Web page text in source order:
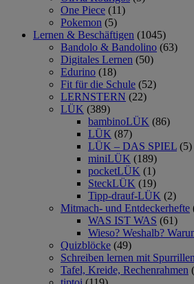
One Piece (11)
Pokemon (5)
Lernen & Beschäftigen (1045)
Bandolo & Bandolino (63)
Digitales Lernen (50)
Edurino (18)
Fit für die Schule (52)
LERNSTERN (22)
LÜK (389)
bambinoLÜK (86)
LÜK (87)
LÜK – DAS SPIEL (5)
miniLÜK (189)
pocketLÜK (1)
SteckLÜK (19)
Tipp-drauf-LÜK (2)
Mitmach- und Entdeckerhefte
WAS IST WAS (61)
Wieso? Weshalb?
Quizblöcke (49)
Schreiben lernen mit Spurrillen
Tafel, Kreide, Rechenrahmen